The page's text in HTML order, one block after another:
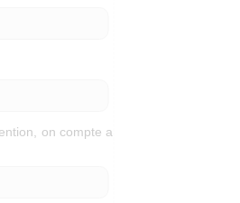
on compte a